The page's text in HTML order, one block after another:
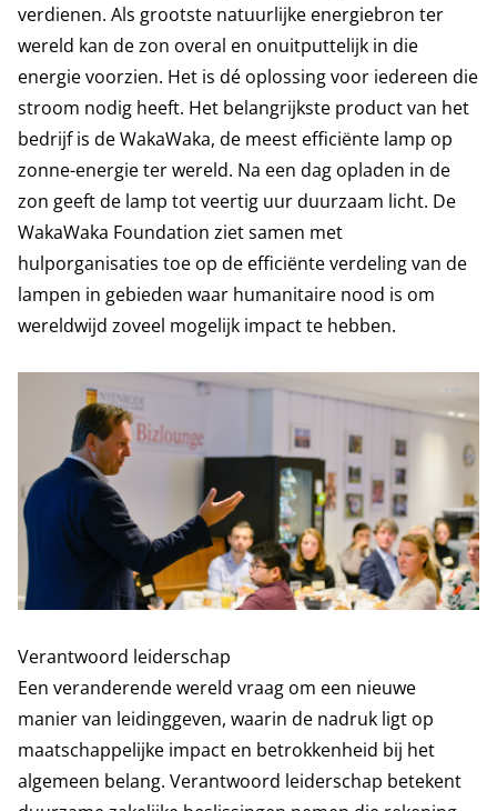
verdienen. Als grootste natuurlijke energiebron ter
wereld kan de zon overal en onuitputtelijk in die
energie voorzien. Het is dé oplossing voor iedereen die
stroom nodig heeft. Het belangrijkste product van het
bedrijf is de WakaWaka, de meest efficiënte lamp op
zonne-energie ter wereld. Na een dag opladen in de
zon geeft de lamp tot veertig uur duurzaam licht. De
WakaWaka Foundation ziet samen met
hulporganisaties toe op de efficiënte verdeling van de
lampen in gebieden waar humanitaire nood is om
wereldwijd zoveel mogelijk impact te hebben.
Verantwoord leiderschap
Een veranderende wereld vraag om een nieuwe
manier van leidinggeven, waarin de nadruk ligt op
maatschappelijke impact en betrokkenheid bij het
algemeen belang. Verantwoord leiderschap betekent